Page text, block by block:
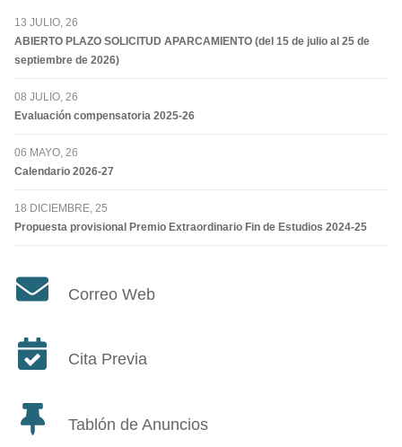
13 JULIO, 26
ABIERTO PLAZO SOLICITUD APARCAMIENTO (del 15 de julio al 25 de
septiembre de 2026)
08 JULIO, 26
Evaluación compensatoria 2025-26
06 MAYO, 26
Calendario 2026-27
18 DICIEMBRE, 25
Propuesta provisional Premio Extraordinario Fin de Estudios 2024-25
Correo Web
Cita Previa
Tablón de Anuncios